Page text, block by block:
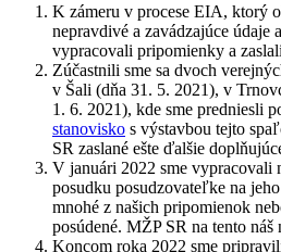
K zámeru v procese EIA, ktorý
nepravdivé a zavádzajúce údaje
vypracovali pripomienky a
Zúčastnili sme sa dvoch
v Šali (dňa 31. 5. 2021), v
1. 6. 2021), kde sme predniesli
stanovisko s výstavbou tejto
SR zaslané ešte ďalšie
V januári 2022 sme vypracovali
posudku posudzovateľke na
mnohé z našich pripomienok
posúdené. MŽP SR na tento náš
Koncom roka 2022 sme